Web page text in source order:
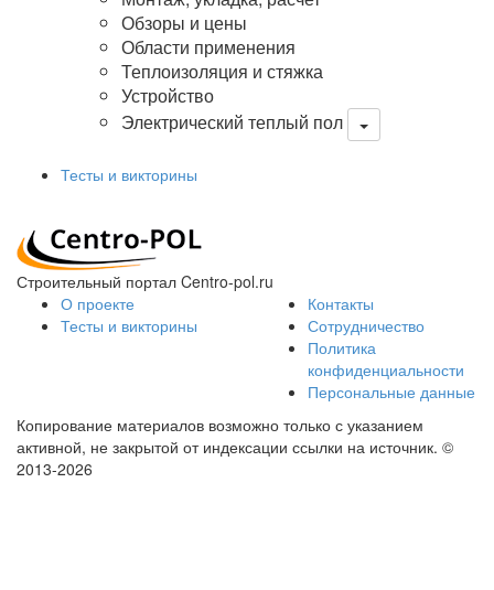
Обзоры и цены
Области применения
Теплоизоляция и стяжка
Устройство
Электрический теплый пол
Тесты и викторины
Строительный портал Centro-pol.ru
О проекте
Тесты и викторины
Контакты
Сотрудничество
Политика
конфиденциальности
Персональные данные
Копирование материалов возможно только с указанием
активной, не закрытой от индексации ссылки на источник. ©
2013-2026